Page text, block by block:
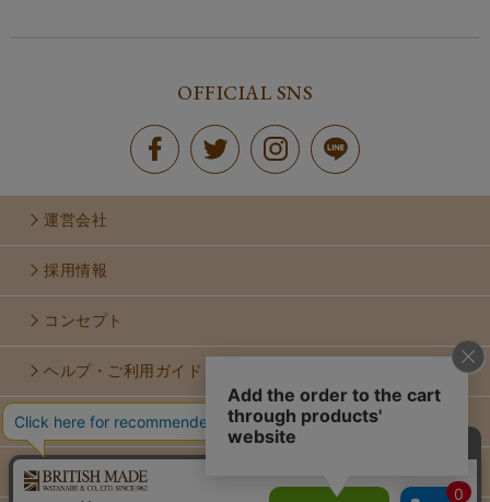
OFFICIAL SNS
運営会社
採用情報
コンセプト
ヘルプ・ご利用ガイド
お問い合せ
利用規約